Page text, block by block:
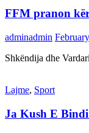
FFM pranon
adminadmin
Shkëndija dhe
Lajme, Sport
Ja Kush E